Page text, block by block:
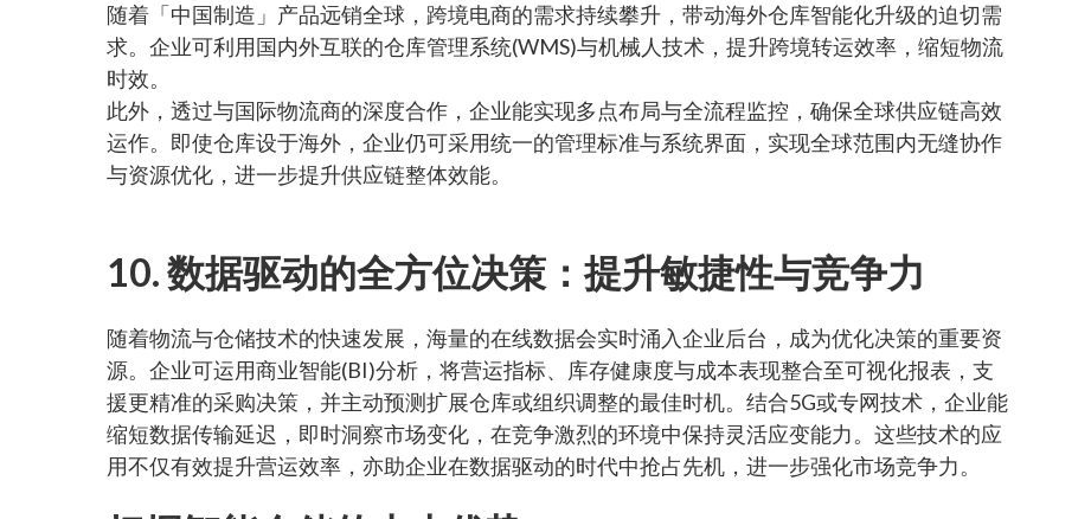
随着「中国制造」产品远销全球，跨境电商的需求持续攀升，带动海外仓库智能化升级的迫切需
求。企业可利用国内外互联的仓库管理系统(WMS)与机械人技术，提升跨境转运效率，缩短物流
时效。
此外，透过与国际物流商的深度合作，企业能实现多点布局与全流程监控，确保全球供应链高效
运作。即使仓库设于海外，企业仍可采用统一的管理标准与系统界面，实现全球范围内无缝协作
与资源优化，进一步提升供应链整体效能。
10. 数据驱动的全方位决策：提升敏捷性与竞争力
随着物流与仓储技术的快速发展，海量的在线数据会实时涌入企业后台，成为优化决策的重要资
源。企业可运用商业智能(BI)分析，将营运指标、库存健康度与成本表现整合至可视化报表，支
援更精准的采购决策，并主动预测扩展仓库或组织调整的最佳时机。结合5G或专网技术，企业能
缩短数据传输延迟，即时洞察市场变化，在竞争激烈的环境中保持灵活应变能力。这些技术的应
用不仅有效提升营运效率，亦助企业在数据驱动的时代中抢占先机，进一步强化市场竞争力。